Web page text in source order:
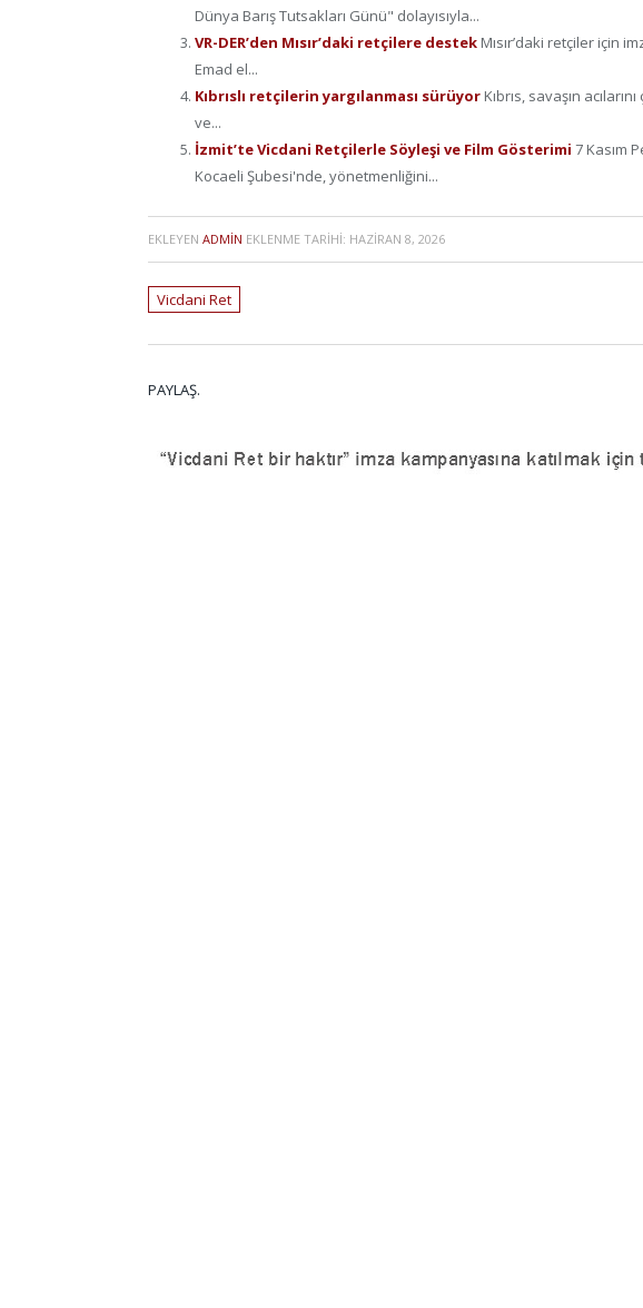
Dünya Barış Tutsakları Günü" dolayısıyla...
VR-DER’den Mısır’daki retçilere destek Mısır’daki retçiler için
Emad el...
Kıbrıslı retçilerin yargılanması sürüyor Kıbrıs, savaşın
ve...
İzmit’te Vicdani Retçilerle Söyleşi ve Film Gösterimi 7 Kasım
Kocaeli Şubesi'nde, yönetmenliğini...
EKLEYEN ADMIN EKLENME TARIHI: HAZIRAN 8, 2026
Vicdani Ret
PAYLAŞ.